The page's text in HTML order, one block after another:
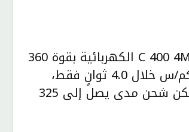
يمكن للعملاء عند الإنطلاق التطلع إلى أقوى طرازمن فئة C 400 4MATIC الكهربائية بقوة 360
كيلوواط، حيث يتسارع هذا الطراز الرياضي الرائد من 0 إلى 100 كم/س خلال 4.0 ثوانٍ فقط،
ويوفر مدى يصل إلى 762 كيلومترًا. وبفضل تقنية 800 فولت، يمكن شحن مدى يصل إلى 325